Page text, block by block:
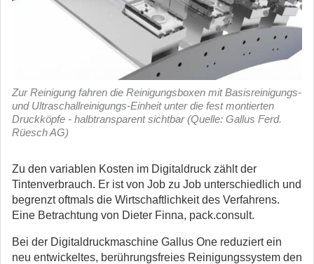
Zur Reinigung fahren die Reinigungsboxen mit Basisreinigungs-
und Ultraschallreinigungs-Einheit unter die fest montierten
Druckköpfe - halbtransparent sichtbar (Quelle: Gallus Ferd.
Rüesch AG)
Zu den variablen Kosten im Digitaldruck zählt der
Tintenverbrauch. Er ist von Job zu Job unterschiedlich und
begrenzt oftmals die Wirtschaftlichkeit des Verfahrens.
Eine Betrachtung von Dieter Finna, pack.consult.
Bei der Digitaldruckmaschine Gallus One reduziert ein
neu entwickeltes, berührungsfreies Reinigungssystem den